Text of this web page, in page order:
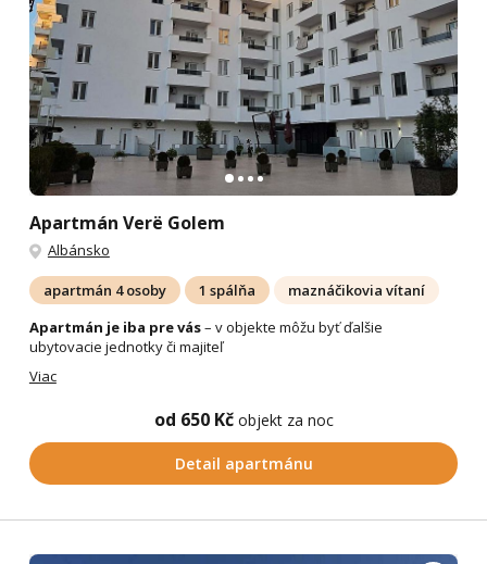
Apartmán Verë Golem
Albánsko
apartmán 4 osoby 1 spálňa
maznáčikovia vítaní
Apartmán je iba pre vás– v objekte môžu byť ďalšie
ubytovacie jednotky či majiteľ
Viac
od 650 Kč objekt za noc
Detail apartmánu